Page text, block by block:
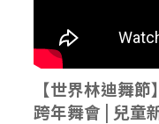
【世界林迪舞
跨年舞會 | 兒童